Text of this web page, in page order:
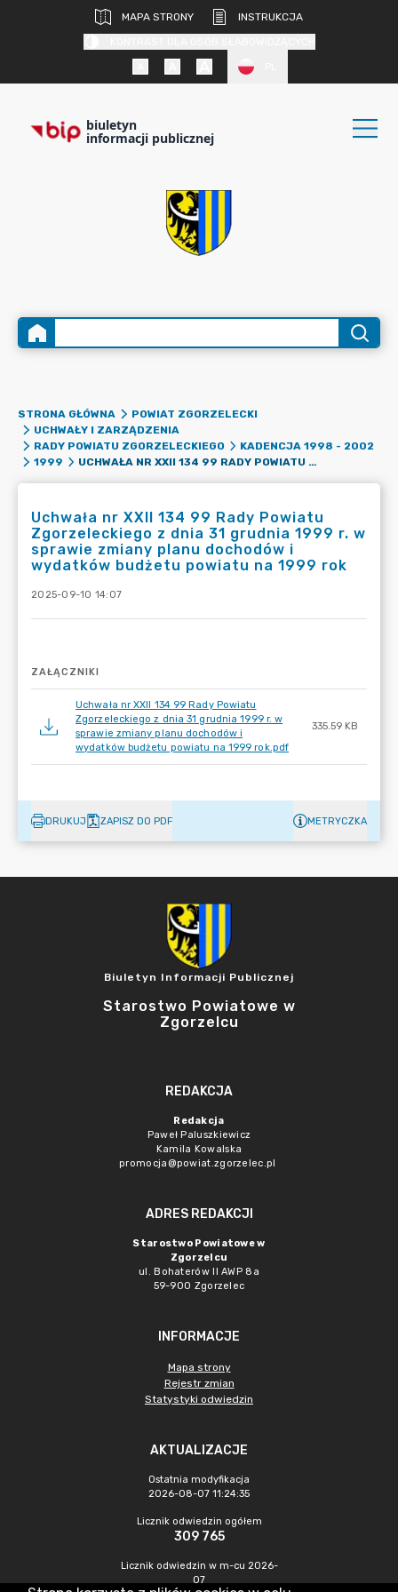
MAPA STRONY
INSTRUKCJA
biuletyn
informacji publicznej
STRONA GŁÓWNA
POWIAT ZGORZELECKI
UCHWAŁY I ZARZĄDZENIA
RADY POWIATU ZGORZELECKIEGO
KADENCJA 1998 - 2002
1999
UCHWAŁA NR XXII 134 99 RADY POWIATU ZGORZELECKIEGO Z DNIA 31 GRUDNIA 1999 R. W SPRAWIE ZMIANY PLANU DOCHODÓW I WYDATKÓW BUDŻETU POWIATU NA 1999 ROK
Uchwała nr XXII 134 99 Rady Powiatu
Zgorzeleckiego z dnia 31 grudnia 1999 r. w
sprawie zmiany planu dochodów i
wydatków budżetu powiatu na 1999 rok
2025-09-10 14:07
ZAŁĄCZNIKI
Uchwała nr XXII 134 99 Rady Powiatu
Zgorzeleckiego z dnia 31 grudnia 1999 r. w
sprawie zmiany planu dochodów i
wydatków budżetu powiatu na 1999 rok.pdf
335.59 KB
DRUKUJ ZAPISZ DO PDF METRYCZKA
Biuletyn Informacji Publicznej
Starostwo Powiatowe w
Zgorzelcu
REDAKCJA
Redakcja
Paweł Paluszkiewicz
Kamila Kowalska
promocja@powiat.zgorzelec.pl
ADRES REDAKCJI
Starostwo Powiatowe w
Zgorzelcu
ul. Bohaterów II AWP 8a
59-900 Zgorzelec
INFORMACJE
Mapa strony
Rejestr zmian
Statystyki odwiedzin
AKTUALIZACJE
Ostatnia modyfikacja
2026-08-07 11:24:35
Licznik odwiedzin ogółem
309 765
Licznik odwiedzin w m-cu 2026-
07